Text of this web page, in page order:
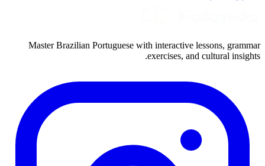
Master Brazilian Portuguese with interactive lessons, grammar
exercises, and cultural insights.